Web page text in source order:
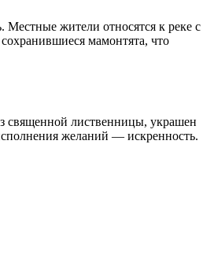
Местные жители относятся к реке с
мамонтята, что
священной лиственницы, украшен
желаний — искренность.